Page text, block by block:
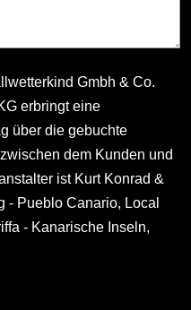
Gmbh & Co.
erbringt eine
über die gebuchte
dem Kunden und
ist Kurt Konrad &
- Pueblo Canario, Local
- Kanarische Inseln,